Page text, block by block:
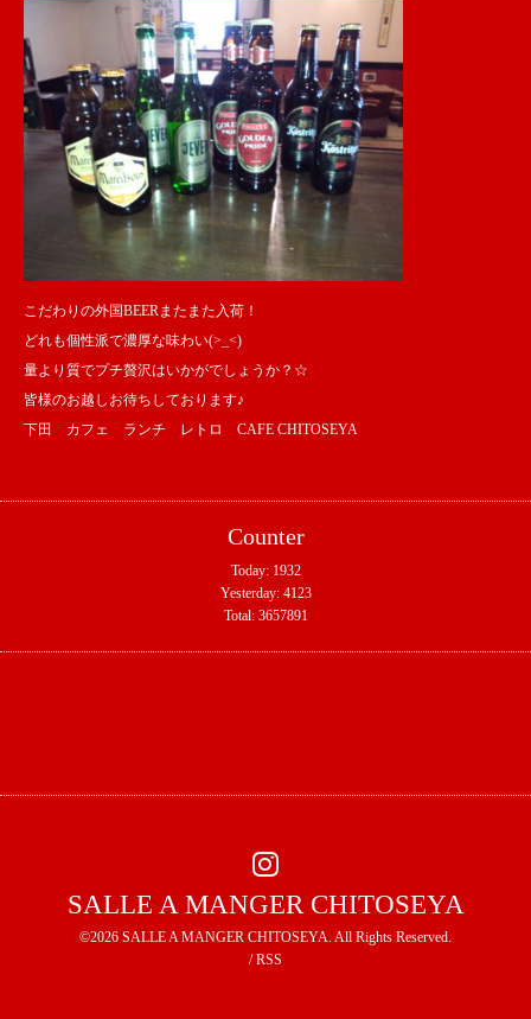
こだわりの外国BEERまたまた入荷！
どれも個性派で濃厚な味わい(>_<)
量より質でプチ贅沢はいかがでしょうか？☆
皆様のお越しお待ちしております♪
下田 カフェ ランチ レトロ CAFE CHITOSEYA
Counter
Today: 1932
Yesterday: 4123
Total: 3657891
SALLE A MANGER CHITOSEYA
©2026 SALLE A MANGER CHITOSEYA. All Rights Reserved.
/RSS